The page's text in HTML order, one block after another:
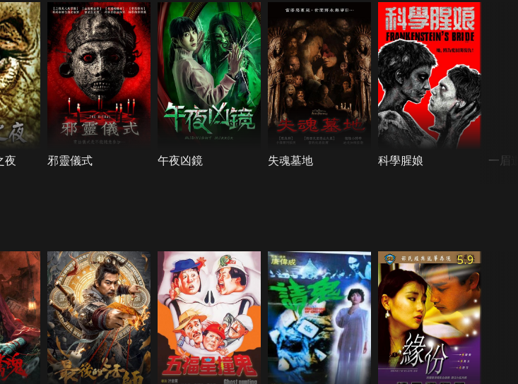
夜 邪靈儀式 午夜凶鏡 失魂墓地 科學腥娘 一眉
5.9